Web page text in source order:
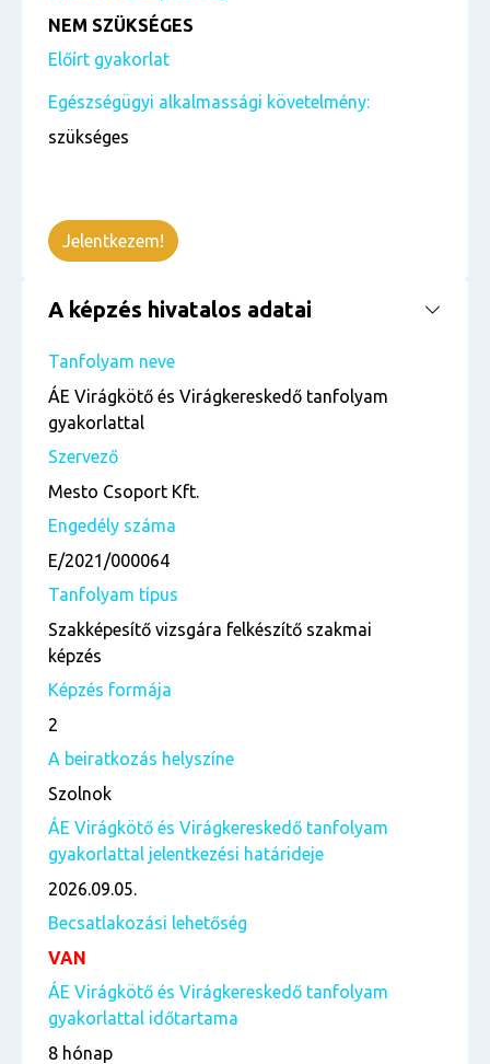
NEM SZÜKSÉGES
Előírt gyakorlat
Egészségügyi alkalmassági követelmény:
szükséges
Jelentkezem!
A képzés hivatalos adatai
Tanfolyam neve
ÁE Virágkötő és Virágkereskedő tanfolyam
gyakorlattal
Szervező
Mesto Csoport Kft.
Engedély száma
E/2021/000064
Tanfolyam típus
Szakképesítő vizsgára felkészítő szakmai
képzés
Képzés formája
2
A beiratkozás helyszíne
Szolnok
ÁE Virágkötő és Virágkereskedő tanfolyam
gyakorlattal jelentkezési határideje
2026.09.05.
Becsatlakozási lehetőség
VAN
ÁE Virágkötő és Virágkereskedő tanfolyam
gyakorlattal időtartama
8 hónap